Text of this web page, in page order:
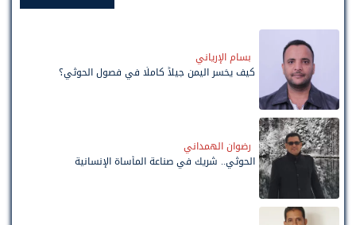
بسام الإرياني
كيف يخسر اليمن جيلاً كاملًا في فصول الحوثي؟
رضوان الهمداني
الحوثي.. شريك في صناعة المأساة الإنسانية